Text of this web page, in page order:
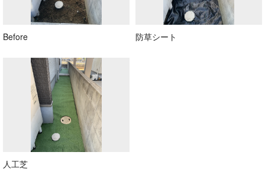
Before 防草シート
人工芝